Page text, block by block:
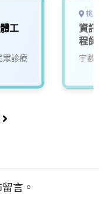
工
眾診療
桃園
資訊
程師
宇數科
言。